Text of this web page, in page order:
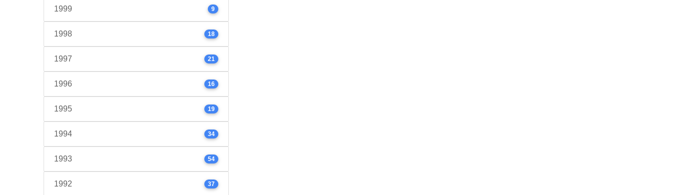
1999 9
1998 18
1997 21
1996 16
1995 19
1994 34
1993 54
1992 37